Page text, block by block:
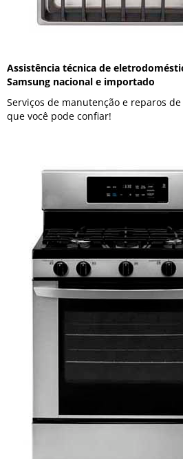
Assistência técnica de
Samsung nacional e importado
Serviços de manutenção e reparos
que você pode confiar!